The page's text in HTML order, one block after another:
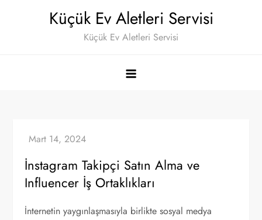
Küçük Ev Aletleri Servisi
Küçük Ev Aletleri Servisi
İnstagram Takipçi Satın Alma ve
Influencer İş Ortaklıkları
İnternetin yaygınlaşmasıyla birlikte sosyal medya